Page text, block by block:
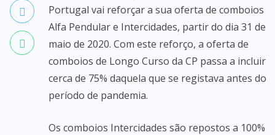
Portugal vai reforçar a sua oferta de comboios
Alfa Pendular e Intercidades, partir do dia 31 de
maio de 2020. Com este reforço, a oferta de
comboios de Longo Curso da CP passa a incluir
cerca de 75% daquela que se registava antes do
período de pandemia.
Os comboios Intercidades são repostos a 100%